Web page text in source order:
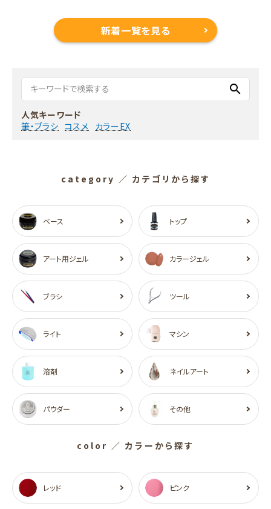
新着一覧を見る
search
人気キーワード
筆・ブラシ コスメ カラーEX
category ／ カテゴリから探す
ベース トップ
アート用ジェル カラージェル
ブラシ ツール
ライト マシン
溶剤 ネイルアート
パウダー その他
color ／ カラーから探す
レッド ピンク